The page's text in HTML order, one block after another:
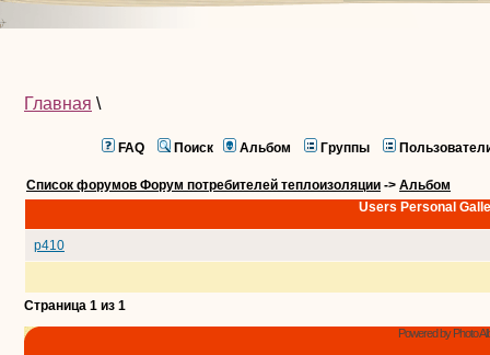
Главная \
FAQ Поиск Альбом Группы
Список форумов Форум потребителей теплоизоляции -> Альбом
Users Personal
p410
Страница 1 из 1
Powered by Photo